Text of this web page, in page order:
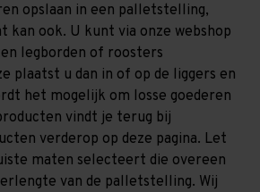
opslaan in een palletstelling,
kan ook. U kunt via onze webshop
legborden of roosters
plaatst u dan in of op de liggers en
het mogelijk om losse goederen
vindt je terug bij
verderop op deze pagina. Let
maten selecteert die overeen
van de palletstelling. Wij